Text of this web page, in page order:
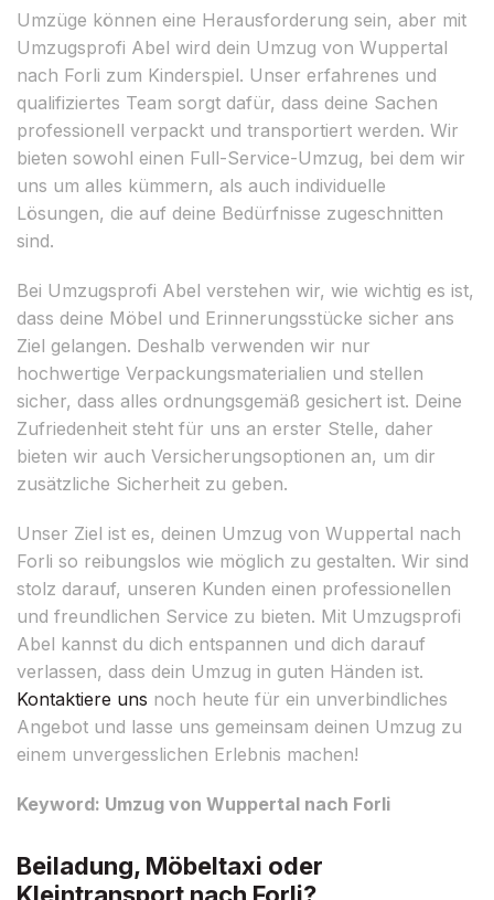
Umzüge können eine Herausforderung sein, aber mit
Umzugsprofi Abel wird dein Umzug von Wuppertal
nach Forli zum Kinderspiel. Unser erfahrenes und
qualifiziertes Team sorgt dafür, dass deine Sachen
professionell verpackt und transportiert werden. Wir
bieten sowohl einen Full-Service-Umzug, bei dem wir
uns um alles kümmern, als auch individuelle
Lösungen, die auf deine Bedürfnisse zugeschnitten
sind.
Bei Umzugsprofi Abel verstehen wir, wie wichtig es ist,
dass deine Möbel und Erinnerungsstücke sicher ans
Ziel gelangen. Deshalb verwenden wir nur
hochwertige Verpackungsmaterialien und stellen
sicher, dass alles ordnungsgemäß gesichert ist. Deine
Zufriedenheit steht für uns an erster Stelle, daher
bieten wir auch Versicherungsoptionen an, um dir
zusätzliche Sicherheit zu geben.
Unser Ziel ist es, deinen Umzug von Wuppertal nach
Forli so reibungslos wie möglich zu gestalten. Wir sind
stolz darauf, unseren Kunden einen professionellen
und freundlichen Service zu bieten. Mit Umzugsprofi
Abel kannst du dich entspannen und dich darauf
verlassen, dass dein Umzug in guten Händen ist.
Kontaktiere uns noch heute für ein unverbindliches
Angebot und lasse uns gemeinsam deinen Umzug zu
einem unvergesslichen Erlebnis machen!
Keyword: Umzug von Wuppertal nach Forli
Beiladung, Möbeltaxi oder